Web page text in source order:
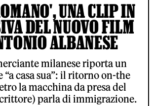
UNA CLIP IN
DEL NUOVO FILM
ALBANESE
milanese riporta un
“a casa sua”: il ritorno on-the
la macchina da presa del
parla di immigrazione.